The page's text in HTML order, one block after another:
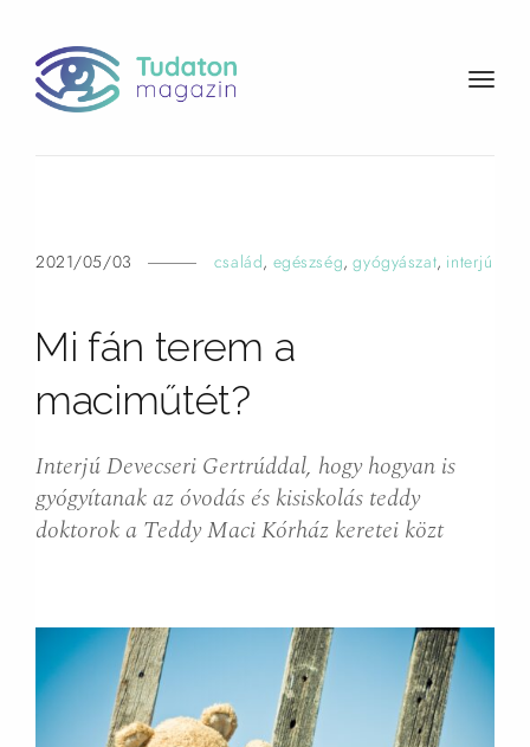
t
n
2021/05/03 család, egészség,gyógyászat, interjú
Mi fán terem a
maciműtét?
Interjú Devecseri Gertrúddal, hogy hogyan is
gyógyítanak az óvodás és kisiskolás teddy
doktorok a Teddy Maci Kórház keretei közt